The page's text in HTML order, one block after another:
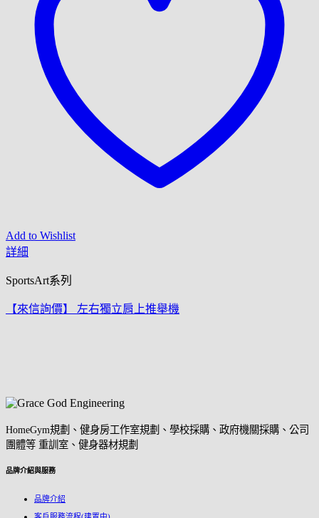
Add to Wishlist
詳細
SportsArt系列
【來信詢價】 左右獨立肩上推舉機
HomeGym規劃、健身房工作室規劃、學校採購、政府機關採購、公司
團體等 重訓室、健身器材規劃
品牌介紹與服務
品牌介紹
客戶服務流程(建置中)